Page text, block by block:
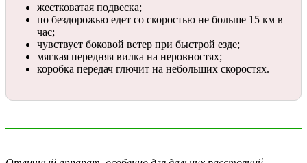
жестковатая подвеска;
по бездорожью едет со скоростью не больше 15 км в
час;
чувствует боковой ветер при быстрой езде;
мягкая передняя вилка на неровностях;
коробка передач глючит на небольших скоростях.